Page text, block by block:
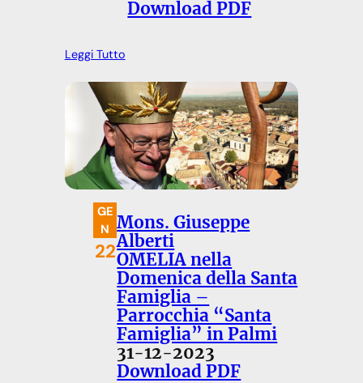
Download PDF
Leggi Tutto
GE
N
22
Mons. Giuseppe
Alberti
OMELIA nella
Domenica della Santa
Famiglia –
Parrocchia “Santa
Famiglia” in Palmi
31-12-2023
Download PDF